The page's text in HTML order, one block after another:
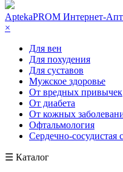
AptekaPROM Интернет-
×
Для вен
Для похудения
Для суставов
Мужское здоровье
От вредных привычек
От диабета
От кожных
Офтальмология
Сердечно-сосудистая
☰ Каталог